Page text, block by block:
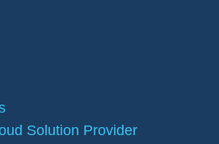
Solution Provider